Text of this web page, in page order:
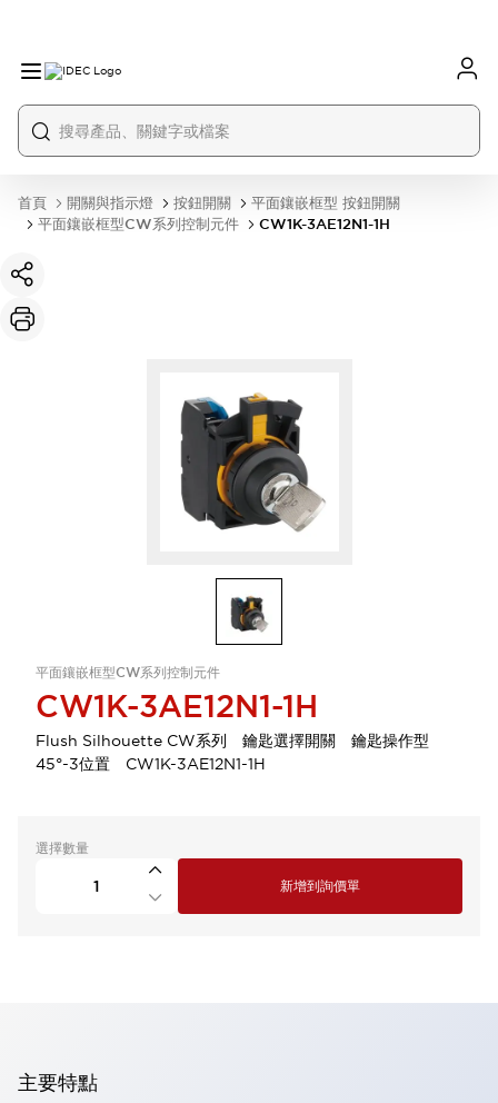
首頁 開關與指示燈 按鈕開關
平面鑲嵌框型 按鈕開關
平面鑲嵌框型CW系列控制元件
CW1K-3AE12N1-1H
平面鑲嵌框型CW系列控制元件
CW1K-3AE12N1-1H
Flush Silhouette CW系列 鑰匙選擇開關 鑰匙操作型
45°-3位置 CW1K-3AE12N1-1H
選擇數量
新增到詢價單
主要特點